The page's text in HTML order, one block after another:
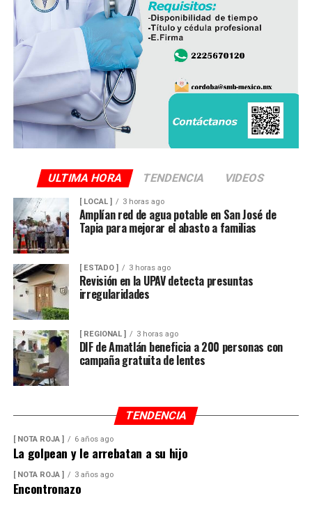
ULTIMA HORA TENDENCIA VIDEOS
[ LOCAL ] 3 horas ago
Amplían red de agua potable en San José de
Tapia para mejorar el abasto a familias
[ ESTADO ] 3 horas ago
Revisión en la UPAV detecta presuntas
irregularidades
[ REGIONAL ] 3 horas ago
DIF de Amatlán beneficia a 200 personas con
campaña gratuita de lentes
TENDENCIA
[ NOTA ROJA ] 6 años ago
La golpean y le arrebatan a su hijo
[ NOTA ROJA ] 3 años ago
Encontronazo